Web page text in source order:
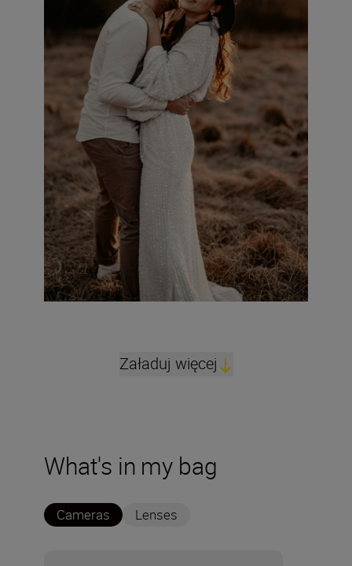
Załaduj więcej
What's in my bag
Cameras Lenses